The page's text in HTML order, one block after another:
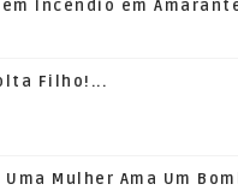
Incêndio em
Filho!...
Uma Mulher Ama Um